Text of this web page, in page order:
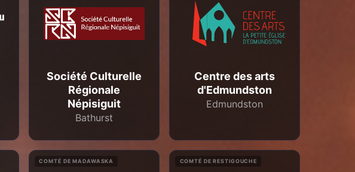
Société Culturelle
Régionale
Népisiguit
Bathurst
Centre des arts
d'Edmundston
Edmundston
COMTÉ DE MADAWASKA COMTÉ DE RESTIGOUCHE